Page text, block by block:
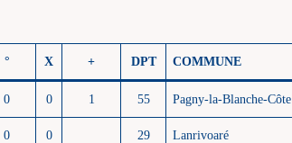
° X + DPT COMMUNE
0 0 1 55 Pagny-la-Blanche-Côte
0
0
29 Lanrivoaré